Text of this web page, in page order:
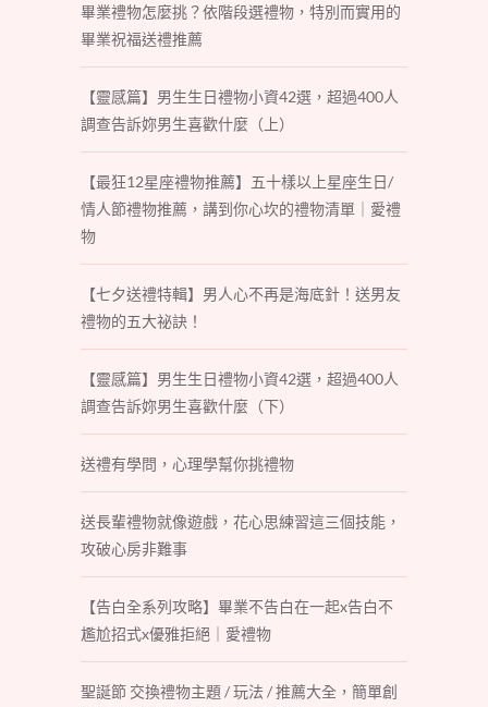
畢業禮物怎麼挑？依階段選禮物，特別而實用的
畢業祝福送禮推薦
【靈感篇】男生生日禮物小資42選，超過400人
調查告訴妳男生喜歡什麼（上）
【最狂12星座禮物推薦】五十樣以上星座生日/
情人節禮物推薦，講到你心坎的禮物清單｜愛禮
物
【七夕送禮特輯】男人心不再是海底針！送男友
禮物的五大祕訣！
【靈感篇】男生生日禮物小資42選，超過400人
調查告訴妳男生喜歡什麼（下）
送禮有學問，心理學幫你挑禮物
送長輩禮物就像遊戲，花心思練習這三個技能，
攻破心房非難事
【告白全系列攻略】畢業不告白在一起x告白不
尷尬招式x優雅拒絕｜愛禮物
聖誕節 交換禮物主題 / 玩法 / 推薦大全，簡單創